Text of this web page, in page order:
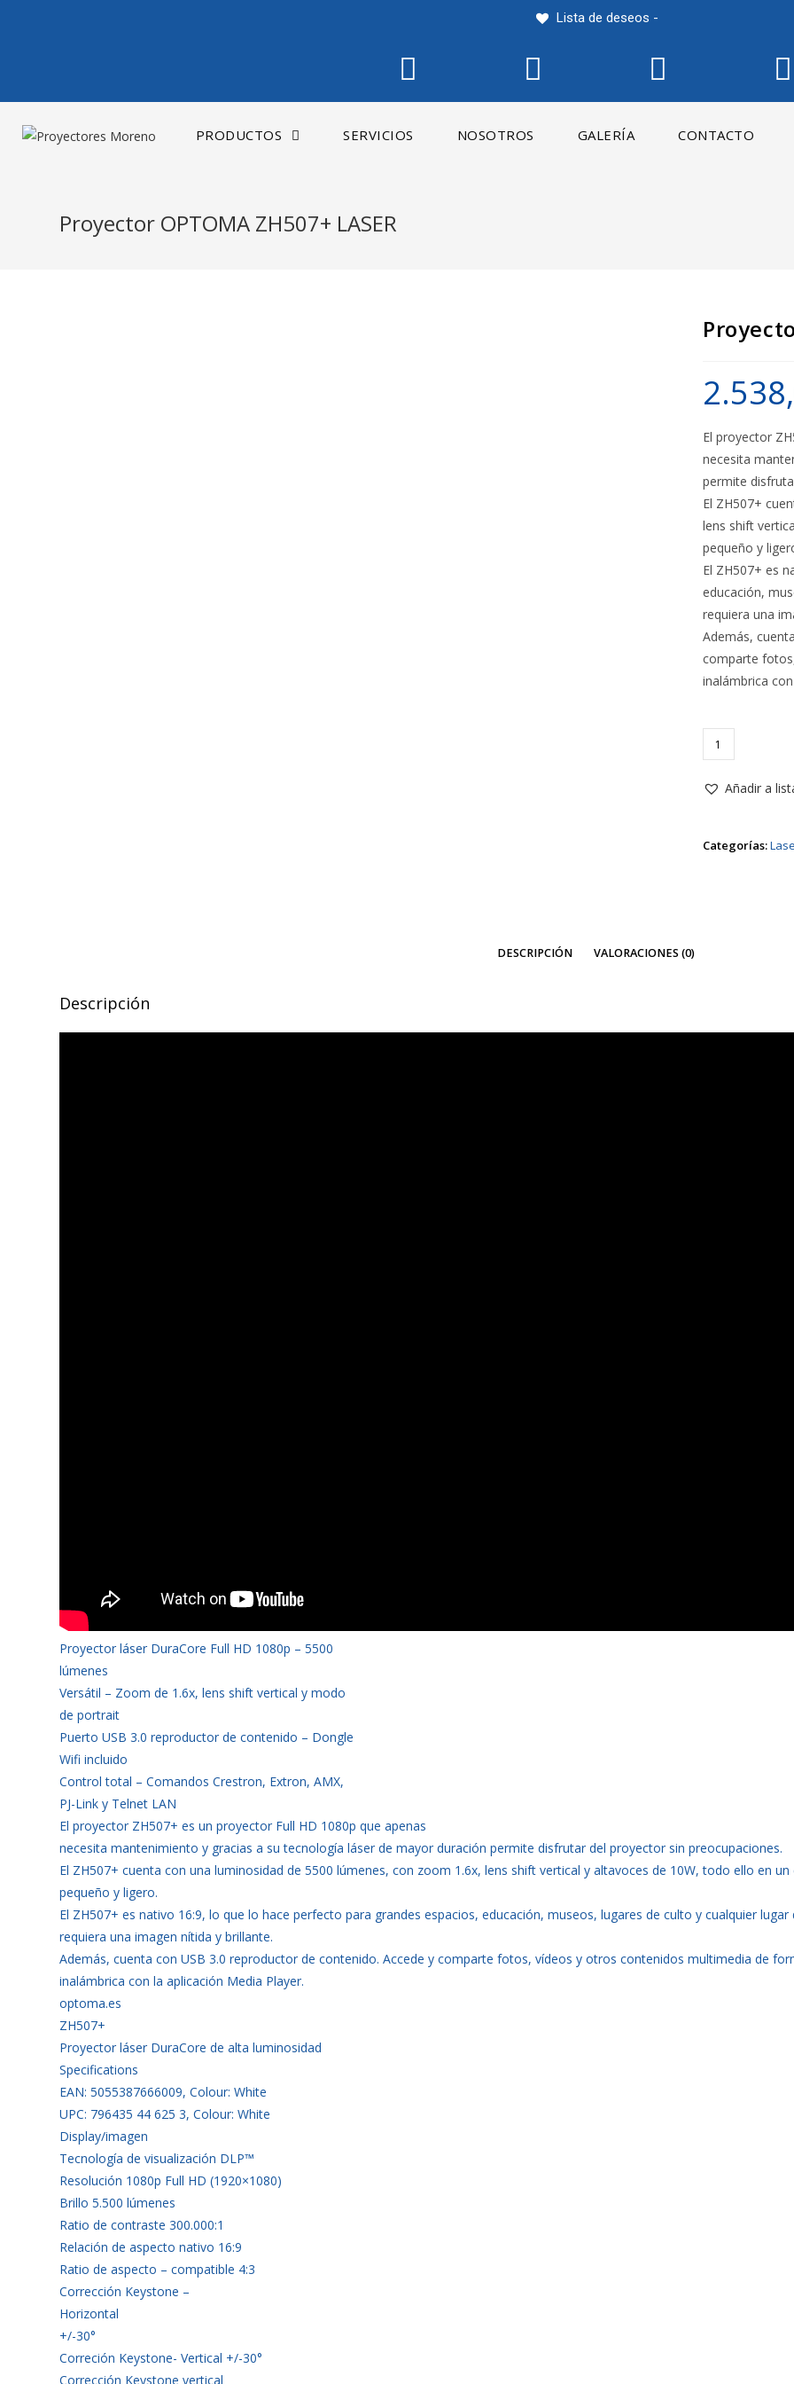
Lista de deseos -
PRODUCTOS SERVICIOS NOSOTROS GALERÍA CONTACTO
Proyector OPTOMA ZH507+ LASER
El proyector
necesita
permite
El ZH507+
lens shift
pequeño y
El ZH507+ es
educación,
requiera una
Además,
comparte
inalámbrica
Proyector
OPTOMA
ZH507+Añadir a
Categorías:
DESCRIPCIÓN VALORACIONES (0)
Descripción
Proyector láser DuraCore Full HD 1080p – 5500
lúmenes
Versátil – Zoom de 1.6x, lens shift vertical y modo
de portrait
Puerto USB 3.0 reproductor de contenido – Dongle
Wifi incluido
Control total – Comandos Crestron, Extron, AMX,
PJ-Link y Telnet LAN
El proyector ZH507+ es un proyector Full HD 1080p que apenas
necesita mantenimiento y gracias a su tecnología láser de mayor duración permite disfrutar del proyector sin preocupaciones.
El ZH507+ cuenta con una luminosidad de 5500 lúmenes, con zoom 1.6x, lens shift vertical y altavoces de 10W, todo ello en un
pequeño y ligero.
El ZH507+ es nativo 16:9, lo que lo hace perfecto para grandes espacios, educación, museos, lugares de culto y cualquier lugar
requiera una imagen nítida y brillante.
Además, cuenta con USB 3.0 reproductor de contenido. Accede y comparte fotos, vídeos y otros contenidos multimedia de
inalámbrica con la aplicación Media Player.
optoma.es
ZH507+
Proyector láser DuraCore de alta luminosidad
Specifications
EAN: 5055387666009, Colour: White
UPC: 796435 44 625 3, Colour: White
Display/imagen
Tecnología de visualización DLP™
Resolución 1080p Full HD (1920×1080)
Brillo 5.500 lúmenes
Ratio de contraste 300.000:1
Relación de aspecto nativo 16:9
Ratio de aspecto – compatible 4:3
Corrección Keystone –
Horizontal
+/-30°
Correción Keystone- Vertical +/-30°
Corrección Keystone vertical